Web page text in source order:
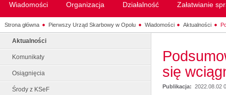
Wiadomości Organizacja Działalność Załatwianie
Strona główna Pierwszy Urząd Skarbowy w Opolu Wiadomości Aktualności
Aktualności
Komunikaty
Osiągnięcia
Środy z KSeF
się
Publikacja: 2022.08.02